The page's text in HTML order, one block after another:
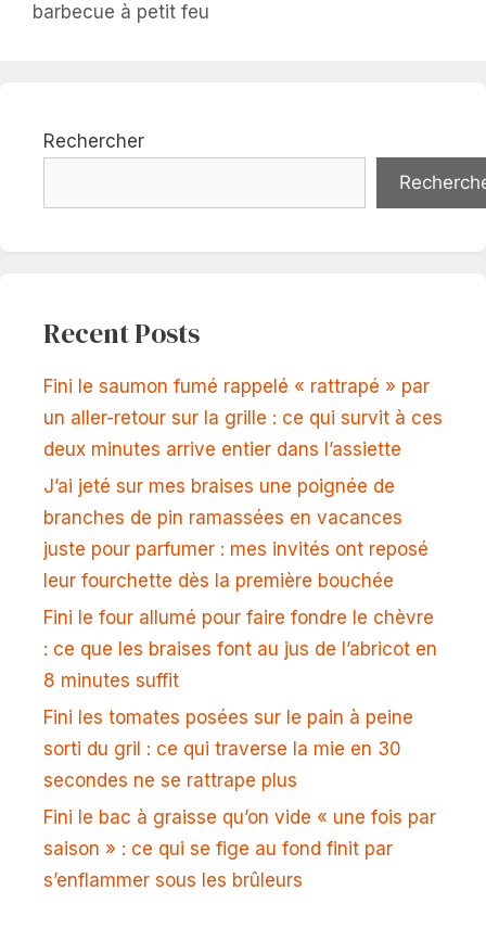
barbecue à petit feu
Rechercher
Recent Posts
Fini le saumon fumé rappelé « rattrapé » par
un aller-retour sur la grille : ce qui survit à ces
deux minutes arrive entier dans l’assiette
J’ai jeté sur mes braises une poignée de
branches de pin ramassées en vacances
juste pour parfumer : mes invités ont reposé
leur fourchette dès la première bouchée
Fini le four allumé pour faire fondre le chèvre
: ce que les braises font au jus de l’abricot en
8 minutes suffit
Fini les tomates posées sur le pain à peine
sorti du gril : ce qui traverse la mie en 30
secondes ne se rattrape plus
Fini le bac à graisse qu’on vide « une fois par
saison » : ce qui se fige au fond finit par
s’enflammer sous les brûleurs